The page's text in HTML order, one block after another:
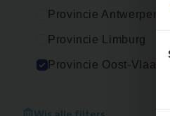
Provincie Antwerpen
Provincie Limburg
Provincie Oost-